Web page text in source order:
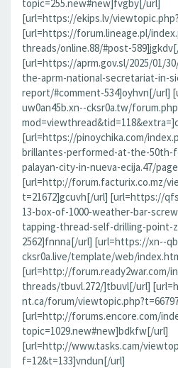
topic=255.new#new]fvgby[/url]
[url=https://ekips.lv/
[url=https://forum.lineage.pl/
threads/online.88/#post-
[url=https://aprm.gov.sl/2025/01/
the-aprm-national-secretariat-in-
report/#comment-534]oyhvn[/url]
uw0an45b.xn--cksr0a.tw/
[url=https://pinoychika.com/
brillantes-performed-at-the-50th-
palayan-city-in-nueva-ecija.47/
[url=http://forum.facturix.co.mz/
t=21672]gcuvh[/url] [url=https://
13-box-of-1000-weather-bar-
tapping-thread-self-drilling-point-
2562]fnnna[/url] [url=https://xn--
cksr0a.live/template/web/
[url=http://forum.ready2war.com/
threads/tbuvl.272/]tbuvl[/url]
nt.ca/forum/
[url=http://forums.encore.com/
topic=1029.new#new]bdkfw[/url]
[url=http://www.tasks.cam/
f=12&t=133]vndun[/url]